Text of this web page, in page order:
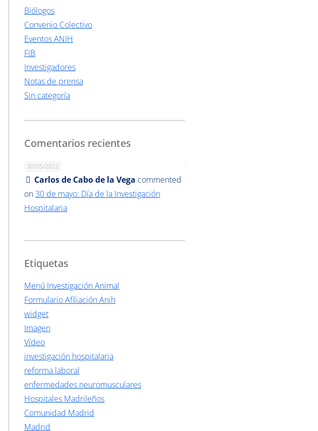
Biólogos
Convenio Colectivo
Eventos ANIH
FIB
Investigadores
Notas de prensa
Sin categoría
Comentarios recientes
30/05/2022
Carlos de Cabo de la Vega commented
on30 de mayo: Día de la Investigación
Hospitalaria
Etiquetas
Menú Investigación Animal
Formulario Afiliación Anih
widget
Imagen
Vídeo
investigación hospitalaria
reforma laboral
enfermedades neuromusculares
Hospitales Madrileños
Comunidad Madrid
Madrid